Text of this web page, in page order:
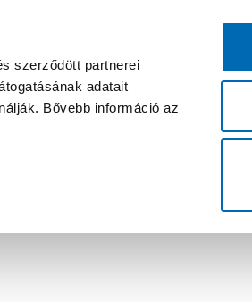
szerződött partnerei
adatait
Bővebb információ az